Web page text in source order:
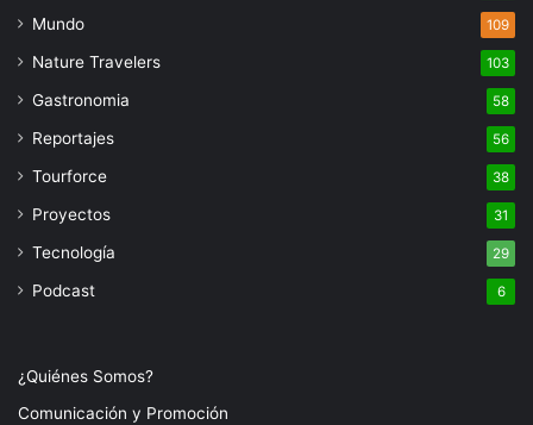
Mundo 109
Nature Travelers 103
Gastronomia 58
Reportajes 56
Tourforce 38
Proyectos 31
Tecnología 29
Podcast 6
¿Quiénes Somos?
Comunicación y Promoción